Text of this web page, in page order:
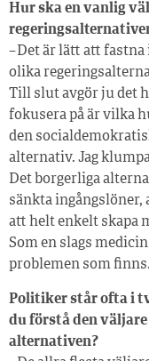
Hur ska en vanlig
– Det är lätt att
olika
Till slut avgör ju det
fokusera på är vilka
den
alternativ. Jag
Det borgerliga
sänkta ingångslöner,
att helt enkelt skapa
Som en slags
problemen som finns.
Politiker står ofta i
du förstå den
alternativen?